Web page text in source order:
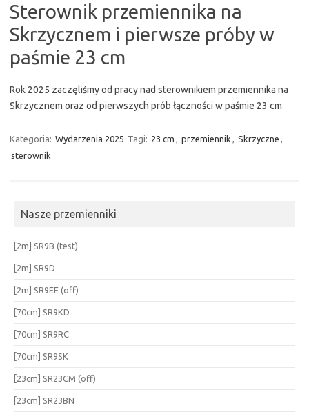
Sterownik przemiennika na
Skrzycznem i pierwsze próby w
paśmie 23 cm
Rok 2025 zaczęliśmy od pracy nad sterownikiem przemiennika na
Skrzycznem oraz od pierwszych prób łączności w paśmie 23 cm.
Kategoria: Wydarzenia 2025 Tagi: 23 cm , przemiennik , Skrzyczne ,
sterownik
Nasze przemienniki
[2m] SR9B (test)
[2m] SR9D
[2m] SR9EE (off)
[70cm] SR9KD
[70cm] SR9RC
[70cm] SR9SK
[23cm] SR23CM (off)
[23cm] SR23BN